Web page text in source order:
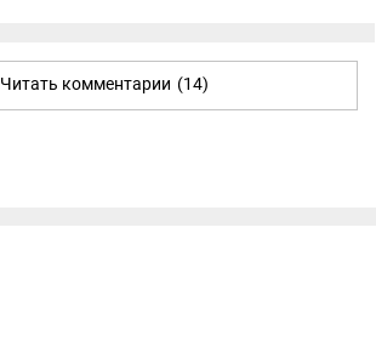
Читать комментарии (14)